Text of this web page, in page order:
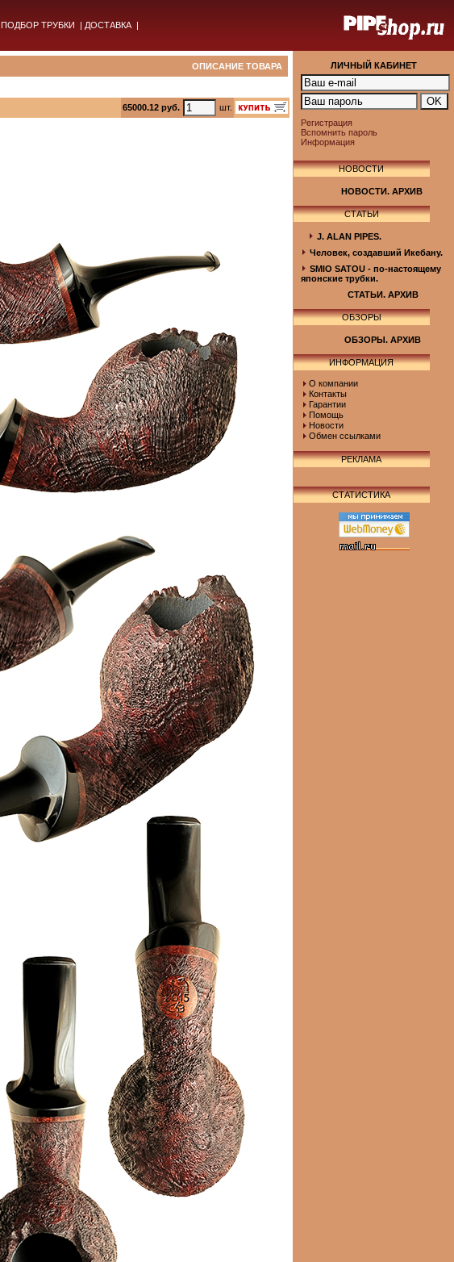
ПОДБОР ТРУБКИ | ДОСТАВКА |
ОПИСАНИЕ ТОВАРА
65000.12 руб.
шт.
ЛИЧНЫЙ КАБИНЕТ
Регистрация
Вспомнить пароль
Информация
НОВОСТИ
НОВОСТИ. АРХИВ
СТАТЬИ
J. ALAN PIPES.
Человек, создавший Икебану.
SMIO SATOU - по-настоящему
японские трубки.
СТАТЬИ. АРХИВ
ОБЗОРЫ
ОБЗОРЫ. АРХИВ
ИНФОРМАЦИЯ
О компании
Контакты
Гарантии
Помощь
Новости
Обмен ссылками
РЕКЛАМА
СТАТИСТИКА